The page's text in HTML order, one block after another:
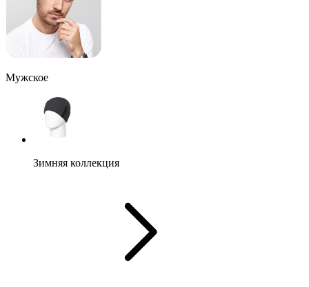
Мужское
Зимняя коллекция